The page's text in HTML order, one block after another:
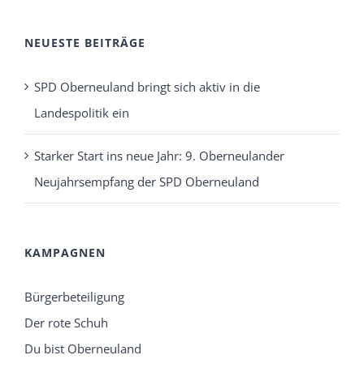
NEUESTE BEITRÄGE
SPD Oberneuland bringt sich aktiv in die
Landespolitik ein
Starker Start ins neue Jahr: 9. Oberneulander
Neujahrsempfang der SPD Oberneuland
KAMPAGNEN
Bürgerbeteiligung
Der rote Schuh
Du bist Oberneuland